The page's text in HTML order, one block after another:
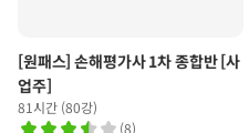
[원패스] 손해평가사 1차 종합반 [사
업주]
81시간 (80강)
(8)